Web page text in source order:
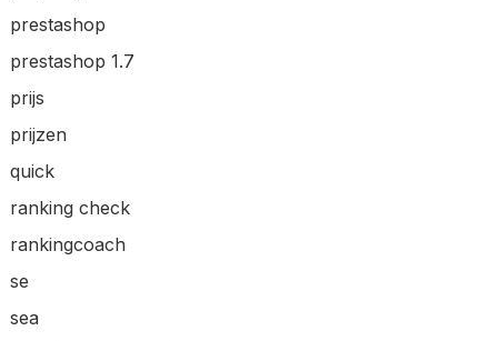
prestashop
prestashop 1.7
prijs
prijzen
quick
ranking check
rankingcoach
se
sea